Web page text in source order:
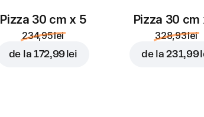
Pizza 30 cm x 5
234,95 lei
de la 172,99 lei
Pizza 30 cm
328,93 lei
de la231,99